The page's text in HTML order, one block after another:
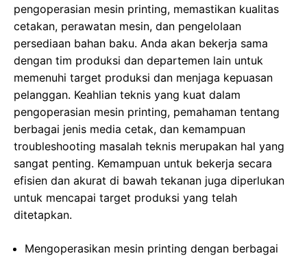
pengoperasian mesin printing, memastikan kualitas
cetakan, perawatan mesin, dan pengelolaan
persediaan bahan baku. Anda akan bekerja sama
dengan tim produksi dan departemen lain untuk
memenuhi target produksi dan menjaga kepuasan
pelanggan. Keahlian teknis yang kuat dalam
pengoperasian mesin printing, pemahaman tentang
berbagai jenis media cetak, dan kemampuan
troubleshooting masalah teknis merupakan hal yang
sangat penting. Kemampuan untuk bekerja secara
efisien dan akurat di bawah tekanan juga diperlukan
untuk mencapai target produksi yang telah
ditetapkan.
Mengoperasikan mesin printing dengan berbagai